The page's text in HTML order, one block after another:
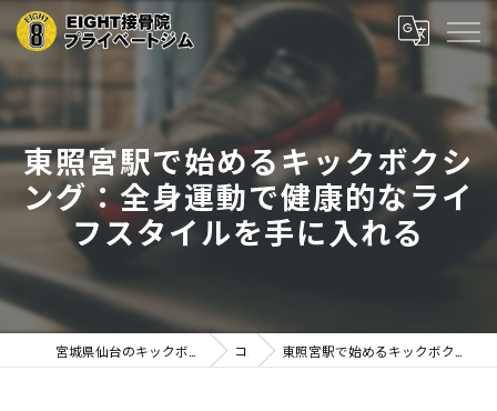
東照宮駅で始めるキックボクシ
ング：全身運動で健康的なライ
フスタイルを手に入れる
コラム 東照宮駅で始めるキックボクシング：全身運動で健康的なライフスタイルを手に入れる